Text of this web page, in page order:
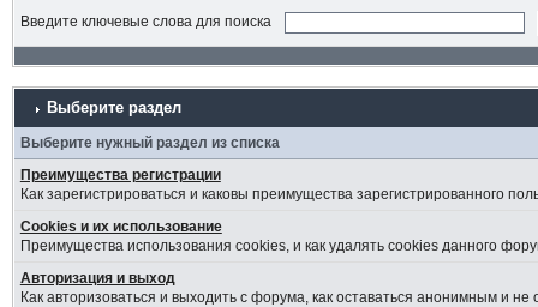
Введите ключевые слова для поиска
Выберите раздел
Выберите нужный раздел из списка
Преимущества регистрации
Как зарегистрироваться и каковы преимущества зарегистрированного
Cookies и их использование
Преимущества использования cookies, и как удалять cookies данного
Авторизация и выход
Как авторизоваться и выходить с форума, как оставаться анонимным и